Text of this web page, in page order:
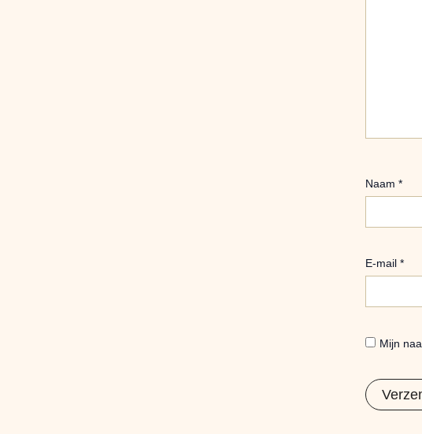
Naam *
E-mail *
Mijn